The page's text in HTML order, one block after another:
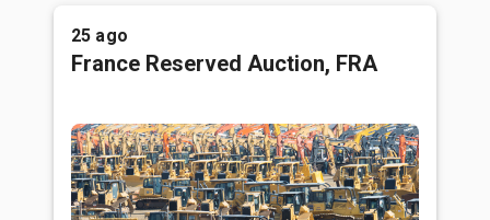
25 ago
France Reserved Auction, FRA